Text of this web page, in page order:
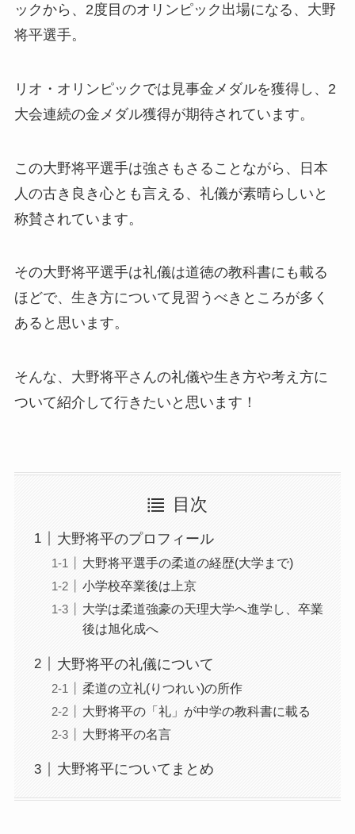
ックから、2度目のオリンピック出場になる、大野
将平選手。
リオ・オリンピックでは見事金メダルを獲得し、2
大会連続の金メダル獲得が期待されています。
この大野将平選手は強さもさることながら、日本
人の古き良き心とも言える、礼儀が素晴らしいと
称賛されています。
その大野将平選手は礼儀は道徳の教科書にも載る
ほどで、生き方について見習うべきところが多く
あると思います。
そんな、大野将平さんの礼儀や生き方や考え方に
ついて紹介して行きたいと思います！
目次
大野将平のプロフィール
大野将平選手の柔道の経歴(大学まで)
小学校卒業後は上京
大学は柔道強豪の天理大学へ進学し、卒業
後は旭化成へ
大野将平の礼儀について
柔道の立礼(りつれい)の所作
大野将平の「礼」が中学の教科書に載る
大野将平の名言
大野将平についてまとめ